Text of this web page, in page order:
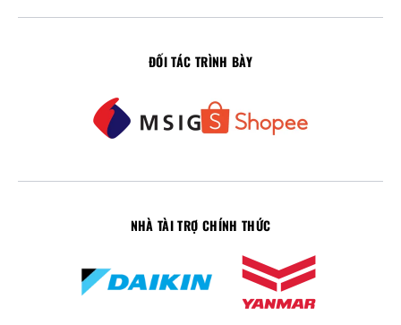
ĐỐI TÁC TRÌNH BÀY
NHÀ TÀI TRỢ CHÍNH THỨC